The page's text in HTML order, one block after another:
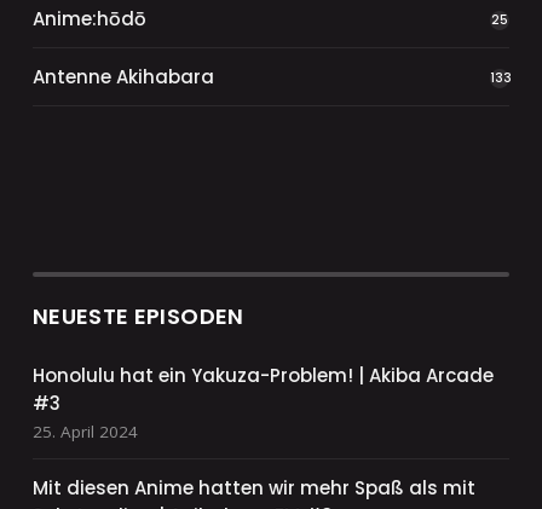
Anime:hōdō 25
Antenne Akihabara 133
NEUESTE EPISODEN
Honolulu hat ein Yakuza-Problem! | Akiba Arcade
#3
25. April 2024
Mit diesen Anime hatten wir mehr Spaß als mit